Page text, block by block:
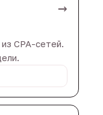
→
CPA-сетей.